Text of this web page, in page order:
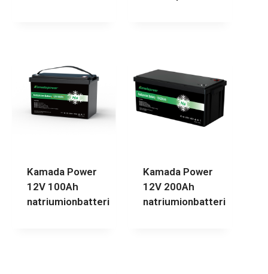
Kamada Power
12V 100Ah
natriumionbatteri
Kamada Power
12V 200Ah
natriumionbatteri